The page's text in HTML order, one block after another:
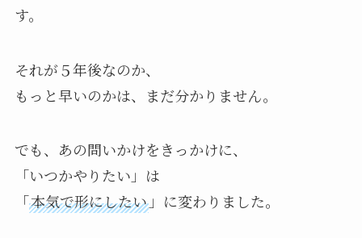
す。
それが５年後なのか、
もっと早いのかは、まだ分かりません。
でも、あの問いかけをきっかけに、
「いつかやりたい」は
「本気で形にしたい」に変わりました。